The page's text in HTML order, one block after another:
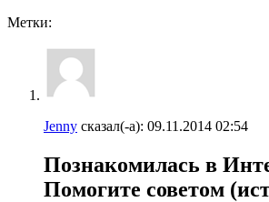
Метки:
Jenny сказал(-а): 09.11.2014 02:54
Познакомилась в
Помогите советом